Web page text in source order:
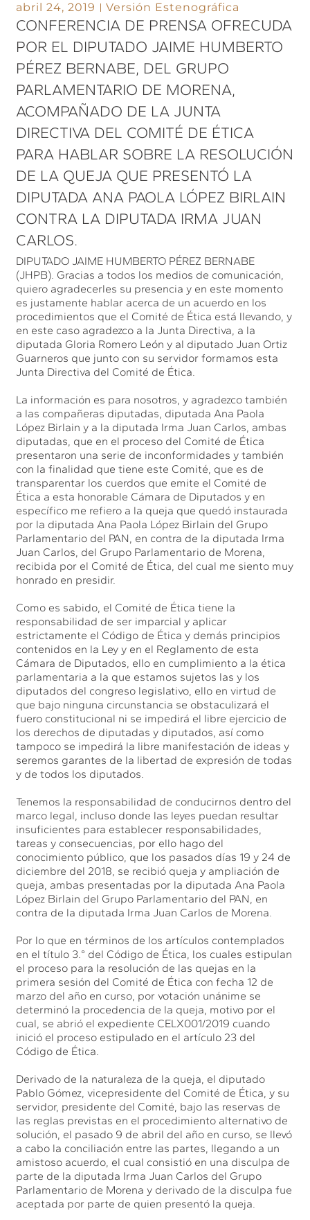
abril 24, 2019 Versión Estenográfica
CONFERENCIA DE PRENSA OFRECUDA
POR EL DIPUTADO JAIME HUMBERTO
PÉREZ BERNABE, DEL GRUPO
PARLAMENTARIO DE MORENA,
ACOMPAÑADO DE LA JUNTA
DIRECTIVA DEL COMITÉ DE ÉTICA
PARA HABLAR SOBRE LA RESOLUCIÓN
DE LA QUEJA QUE PRESENTÓ LA
DIPUTADA ANA PAOLA LÓPEZ BIRLAIN
CONTRA LA DIPUTADA IRMA JUAN
CARLOS.
DIPUTADO JAIME HUMBERTO PÉREZ BERNABE
(JHPB). Gracias a todos los medios de comunicación,
quiero agradecerles su presencia y en este momento
es justamente hablar acerca de un acuerdo en los
procedimientos que el Comité de Ética está llevando, y
en este caso agradezco a la Junta Directiva, a la
diputada Gloria Romero León y al diputado Juan Ortiz
Guarneros que junto con su servidor formamos esta
Junta Directiva del Comité de Ética.
La información es para nosotros, y agradezco también
a las compañeras diputadas, diputada Ana Paola
López Birlain y a la diputada Irma Juan Carlos, ambas
diputadas, que en el proceso del Comité de Ética
presentaron una serie de inconformidades y también
con la finalidad que tiene este Comité, que es de
transparentar los cuerdos que emite el Comité de
Ética a esta honorable Cámara de Diputados y en
específico me refiero a la queja que quedó instaurada
por la diputada Ana Paola López Birlain del Grupo
Parlamentario del PAN, en contra de la diputada Irma
Juan Carlos, del Grupo Parlamentario de Morena,
recibida por el Comité de Ética, del cual me siento muy
honrado en presidir.
Como es sabido, el Comité de Ética tiene la
responsabilidad de ser imparcial y aplicar
estrictamente el Código de Ética y demás principios
contenidos en la Ley y en el Reglamento de esta
Cámara de Diputados, ello en cumplimiento a la ética
parlamentaria a la que estamos sujetos las y los
diputados del congreso legislativo, ello en virtud de
que bajo ninguna circunstancia se obstaculizará el
fuero constitucional ni se impedirá el libre ejercicio de
los derechos de diputadas y diputados, así como
tampoco se impedirá la libre manifestación de ideas y
seremos garantes de la libertad de expresión de todas
y de todos los diputados.
Tenemos la responsabilidad de conducirnos dentro del
marco legal, incluso donde las leyes puedan resultar
insuficientes para establecer responsabilidades,
tareas y consecuencias, por ello hago del
conocimiento público, que los pasados días 19 y 24 de
diciembre del 2018, se recibió queja y ampliación de
queja, ambas presentadas por la diputada Ana Paola
López Birlain del Grupo Parlamentario del PAN, en
contra de la diputada Irma Juan Carlos de Morena.
Por lo que en términos de los artículos contemplados
en el título 3.° del Código de Ética, los cuales estipulan
el proceso para la resolución de las quejas en la
primera sesión del Comité de Ética con fecha 12 de
marzo del año en curso, por votación unánime se
determinó la procedencia de la queja, motivo por el
cual, se abrió el expediente CELX001/2019 cuando
inició el proceso estipulado en el artículo 23 del
Código de Ética.
Derivado de la naturaleza de la queja, el diputado
Pablo Gómez, vicepresidente del Comité de Ética, y su
servidor, presidente del Comité, bajo las reservas de
las reglas previstas en el procedimiento alternativo de
solución, el pasado 9 de abril del año en curso, se llevó
a cabo la conciliación entre las partes, llegando a un
amistoso acuerdo, el cual consistió en una disculpa de
parte de la diputada Irma Juan Carlos del Grupo
Parlamentario de Morena y derivado de la disculpa fue
aceptada por parte de quien presentó la queja.